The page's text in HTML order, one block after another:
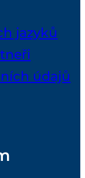
jazyků
údajů